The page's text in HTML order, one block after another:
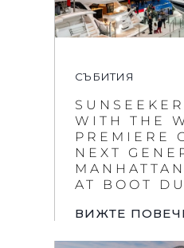
СЪБИТИЯ
WITH THE
PREMIERE
NEXT
AT BOOT
ВИЖТЕ